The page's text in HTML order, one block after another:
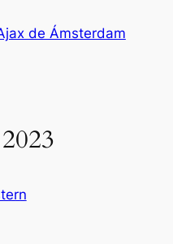
de Ámsterdam